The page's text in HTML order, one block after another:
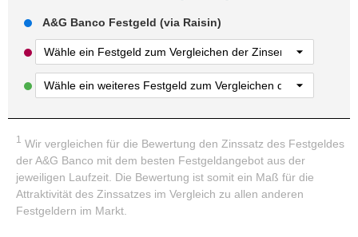
A&G Banco Festgeld (via Raisin)
1 Wir vergleichen für die Bewertung den Zinssatz des Festgeldes
der A&G Banco mit dem besten Festgeldangebot aus der
jeweiligen Laufzeit. Die Bewertung ist somit ein Maß für die
Attraktivität des Zinssatzes im Vergleich zu allen anderen
Festgeldern im Markt.